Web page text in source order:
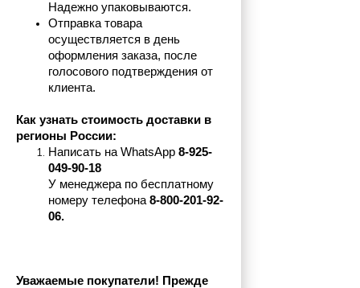
Надежно упаковываются.
Отправка товара
осуществляется в день
оформления заказа, после
голосового подтверждения от
клиента.
Как узнать стоимость доставки в
регионы России:
Написать на WhatsApp 8-925-
049-90-18
У менеджера по бесплатному
номеру телефона 8-800-201-92-
06.
Уважаемые покупатели! Прежде